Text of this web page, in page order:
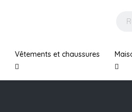
Vêtements et chaussures